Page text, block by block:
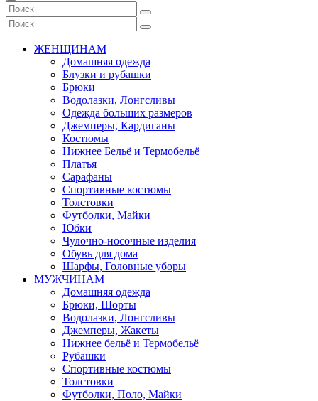
ЖЕНЩИНАМ
Домашняя одежда
Блузки и рубашки
Брюки
Водолазки, Лонгсливы
Одежда больших размеров
Джемперы, Кардиганы
Костюмы
Нижнее Бельё и Термобельё
Платья
Сарафаны
Спортивные костюмы
Толстовки
Футболки, Майки
Юбки
Чулочно-носочные изделия
Обувь для дома
Шарфы, Головные уборы
МУЖЧИНАМ
Домашняя одежда
Брюки, Шорты
Водолазки, Лонгсливы
Джемперы, Жакеты
Нижнее бельё и Термобельё
Рубашки
Спортивные костюмы
Толстовки
Футболки, Поло, Майки